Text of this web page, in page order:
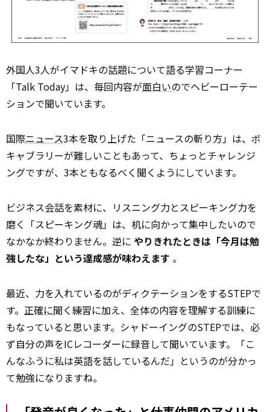
外国人3人がイマドキの話題について語る学習コーナー
「Talk Today」は、毎回内容が面白いのでヘビーローテー
ションで聞いています。
国際ニュース3本を取り上げた「ニュースの斬り方」は、ボ
キャブラリーが難しいこともあって、ちょっとチャレンジ
ングですが、3本ともなるべく聞くようにしています。
ビジネス会話を素材に、リスニング力とスピーキング力を
磨く「スピーキング魂」は、机に向かって集中したいので
なかなか終わりません。逆に やりきれたときは「今月は勉
強したな」という達成感が味わえます 。
最近、力を入れているのがディクテーションをするSTEPで
す。 正確に聞く練習に加え、全体の内容を理解する訓練に
もなっていると思います。シャドーイングのSTEPでは、必
ず自分の声をICレコーダーに録音して聞いています。「こ
んなふうに私は英語を話しているんだ」というのが分かっ
て勉強になりますね。